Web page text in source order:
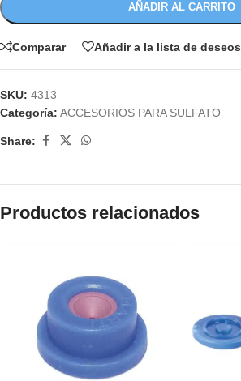
AÑADIR AL CARRITO
Comparar Añadir a la lista de deseos
SKU: 4313
Categoría: ACCESORIOS PARA SULFATO
Share:
Productos relacionados